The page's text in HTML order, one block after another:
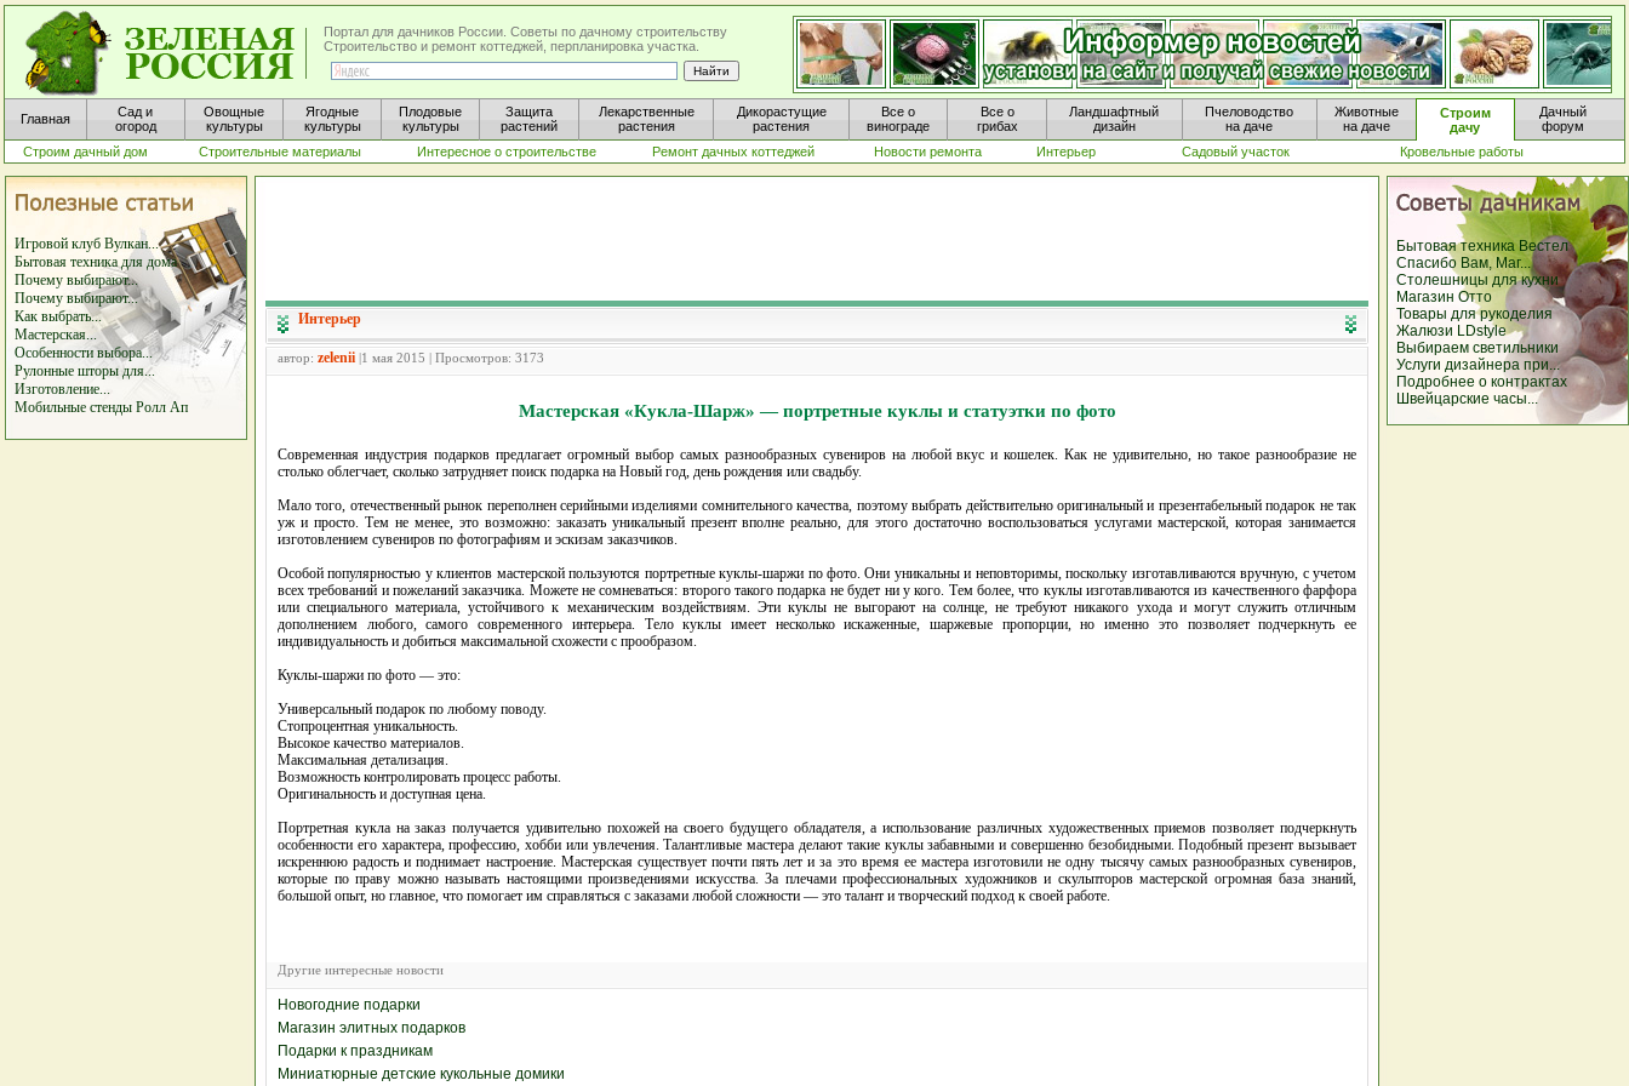
Портал для дачников России. Советы по дачному строительству
Строительство и ремонт коттеджей, перпланировка участка.
Главная
Сад и
огород
Овощные
культуры
Ягодные
культуры
Плодовые
культуры
Защита
растений
Лекарственные
растения
Дикорастущие
растения
Все о
винограде
Все о
грибах
Ландшафтный
дизайн
Пчеловодство
на даче
Животные
на даче
Строим
дачу
Дачный
форум
Строим дачный дом
Строительные материалы Интересное о строительстве Ремонт дачных коттеджей Новости ремонта Интерьер Садовый участок Кровельные работы
Игровой клуб Вулкан...
Бытовая техника для дома
Почему выбирают...
Почему выбирают...
Как выбрать...
Мастерская...
Особенности выбора...
Рулонные шторы для...
Изготовление...
Мобильные стенды Ролл Ап
Бытовая техника Вестел
Спасибо Вам, Маг...
Столешницы для кухни
Магазин Отто
Товары для рукоделия
Жалюзи LDstyle
Выбираем светильники
Услуги дизайнера при...
Подробнее о контрактах
Швейцарские часы...
Интерьер
автор: zelenii |1 мая 2015 | Просмотров: 3173
Мастерская «Кукла-Шарж» — портретные куклы и статуэтки по фото
Современная индустрия подарков предлагает огромный выбор самых разнообразных сувениров на любой вкус и кошелек. Как не удивительно, но такое разнообразие не
столько облегчает, сколько затрудняет поиск подарка на Новый год, день рождения или свадьбу.
Мало того, отечественный рынок переполнен серийными изделиями сомнительного качества, поэтому выбрать действительно оригинальный и презентабельный подарок не так
уж и просто. Тем не менее, это возможно: заказать уникальный презент вполне реально, для этого достаточно воспользоваться услугами мастерской, которая занимается
изготовлением сувениров по фотографиям и эскизам заказчиков.
Особой популярностью у клиентов мастерской пользуются портретные куклы-шаржи по фото. Они уникальны и неповторимы, поскольку изготавливаются вручную, с учетом
всех требований и пожеланий заказчика. Можете не сомневаться: второго такого подарка не будет ни у кого. Тем более, что куклы изготавливаются из качественного фарфора
или специального материала, устойчивого к механическим воздействиям. Эти куклы не выгорают на солнце, не требуют никакого ухода и могут служить отличным
дополнением любого, самого современного интерьера. Тело куклы имеет несколько искаженные, шаржевые пропорции, но именно это позволяет подчеркнуть ее
индивидуальность и добиться максимальной схожести с прообразом.
Куклы-шаржи по фото — это:
Универсальный подарок по любому поводу.
Стопроцентная уникальность.
Высокое качество материалов.
Максимальная детализация.
Возможность контролировать процесс работы.
Оригинальность и доступная цена.
Портретная кукла на заказ получается удивительно похожей на своего будущего обладателя, а использование различных художественных приемов позволяет подчеркнуть
особенности его характера, профессию, хобби или увлечения. Талантливые мастера делают такие куклы забавными и совершенно безобидными. Подобный презент вызывает
искреннюю радость и поднимает настроение. Мастерская существует почти пять лет и за это время ее мастера изготовили не одну тысячу самых разнообразных сувениров,
которые по праву можно называть настоящими произведениями искусства. За плечами профессиональных художников и скульпторов мастерской огромная база знаний,
большой опыт, но главное, что помогает им справляться с заказами любой сложности — это талант и творческий подход к своей работе.
Другие интересные новости
Новогодние подарки
Магазин элитных подарков
Подарки к праздникам
Миниатюрные детские кукольные домики